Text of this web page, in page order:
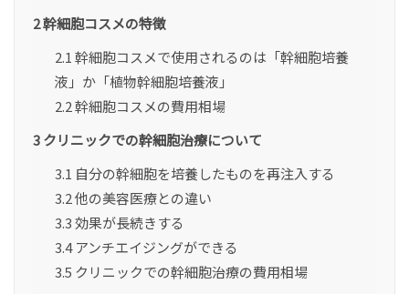
2幹細胞コスメの特徴
2.1 幹細胞コスメで使用されるのは「幹細胞培養
液」か「植物幹細胞培養液」
2.2幹細胞コスメの費用相場
3クリニックでの幹細胞治療について
3.1 自分の幹細胞を培養したものを再注入する
3.2他の美容医療との違い
3.3効果が長続きする
3.4アンチエイジングができる
3.5 クリニックでの幹細胞治療の費用相場